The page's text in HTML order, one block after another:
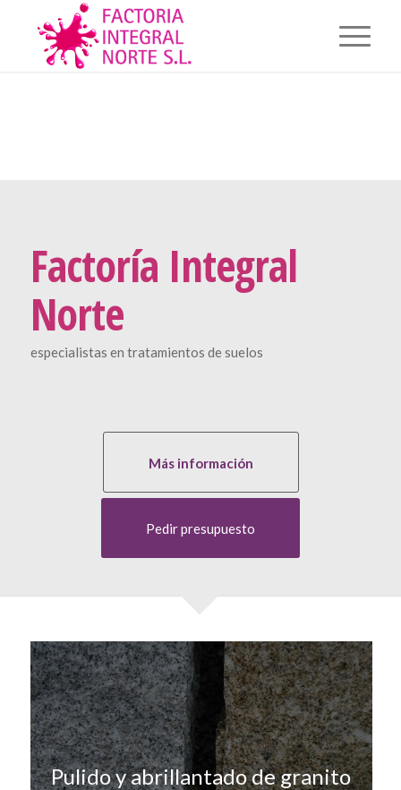
Factoría Integral
Norte
especialistas en tratamientos de suelos
Más información
Pedir presupuesto
Pulido y abrillantado de granito